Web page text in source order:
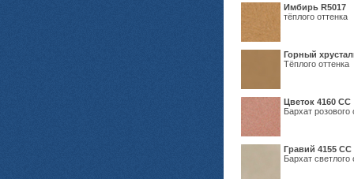
Имбирь R5017
тёплого оттенка
Горный
Тёплого оттенка
Цветок 4160 СС
Бархат розового
Гравий 4155 СС
Бархат светлого